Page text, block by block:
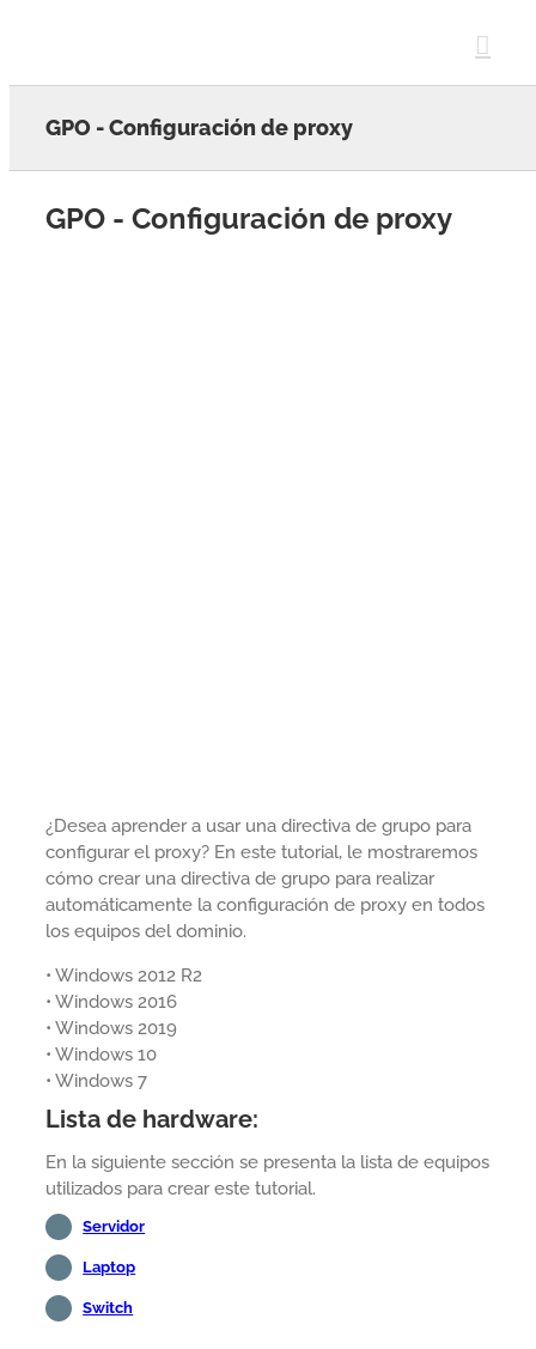
GPO - Configuración de proxy
GPO - Configuración de proxy
¿Desea aprender a usar una directiva de grupo para
configurar el proxy? En este tutorial, le mostraremos
cómo crear una directiva de grupo para realizar
automáticamente la configuración de proxy en todos
los equipos del dominio.
• Windows 2012 R2
• Windows 2016
• Windows 2019
• Windows 10
• Windows 7
Lista de hardware:
En la siguiente sección se presenta la lista de equipos
utilizados para crear este tutorial.
Servidor
Laptop
Switch